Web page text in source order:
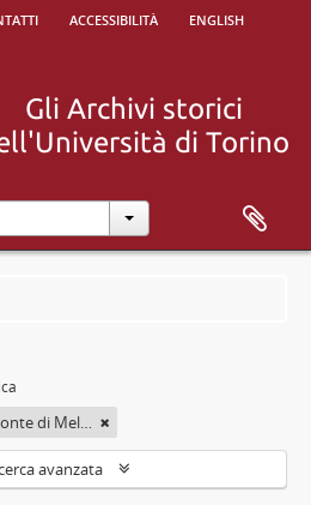
accessibilità
english
Rovasenda (di), Giuseppe, conte di Melle <1824-1913>
avanzata